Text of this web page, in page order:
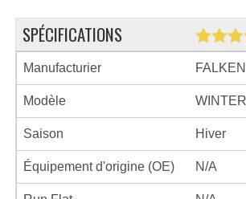
SPÉCIFICATIONS
Manufacturier FALKEN
Modèle
Saison Hiver
Équipement d'origine (OE) N/A